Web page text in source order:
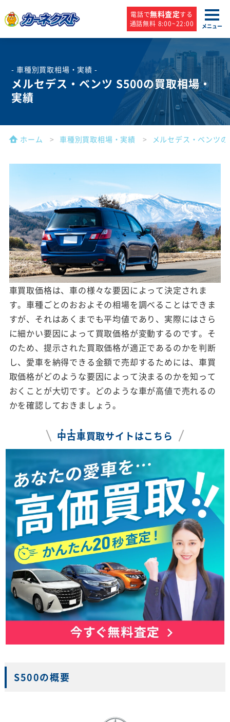
電話で無料査定する
通話無料 8:00~22:00
メニュー
- 車種別買取相場・実績 -
メルセデス・ベンツ S500の買取相場・
実績
ホーム 車種別買取相場・実績 メルセデス・ベンツ
車買取価格は、車の様々な要因によって決定されま
す。車種ごとのおおよその相場を調べることはできま
すが、それはあくまでも平均値であり、実際にはさら
に細かい要因によって買取価格が変動するのです。そ
のため、提示された買取価格が適正であるのかを判断
し、愛車を納得できる金額で売却するためには、車買
取価格がどのような要因によって決まるのかを知って
おくことが大切です。どのような車が高値で売れるの
かを確認しておきましょう。
中古車買取サイトはこちら
S500の概要